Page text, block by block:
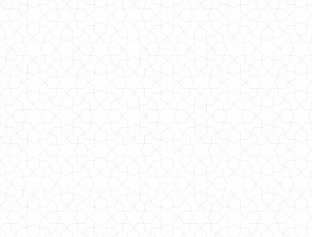
590.00грн.
Жіноча біла футболка з принтом «Вишеньки»
280.00грн.